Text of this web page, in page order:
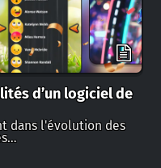
d’un logiciel de
dans l'évolution des